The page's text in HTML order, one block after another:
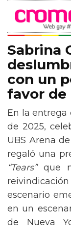
Sabrina
con un
favor de
En la entrega
de 2025,
UBS Arena
regaló una
“Tears”que
escenario
en un
de Nueva